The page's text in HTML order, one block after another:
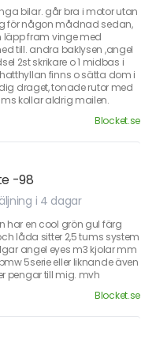
bilar. går bra i motor utan
för någon mådnad sedan,
läpp fram vinge med
till. andra baklysen ,angel
2st skrikare o 1 midbas i
finns o sätta dom i
draget, tonade rutor med
kollar aldrig mailen.
Blocket.se
-98
i 4 dagar
har en cool grön gul färg
låda sitter 2,5 tums system
angel eyes m3 kjolar mm
5serie eller liknande även
pengar till mig. mvh
Blocket.se